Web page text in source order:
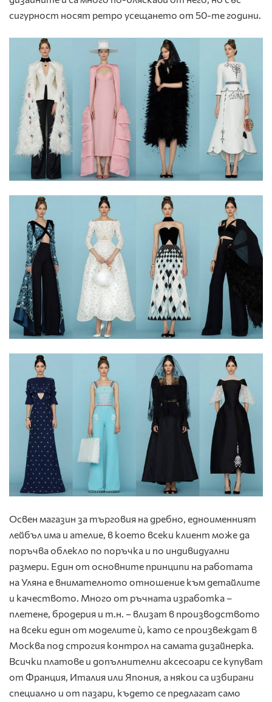
сигурност носят ретро усещането от 50-те години.
Освен магазин за търговия на дребно, едноименният
лейбъл има и ателие, в което всеки клиент може да
поръчва облекло по поръчка и по индивидуални
размери. Един от основните принципи на работата
на Уляна е внимателното отношение към детайлите
и качеството. Много от ръчната изработка –
плетене, бродерия и т.н. – влизат в производството
на всеки един от моделите ѝ, като се произвеждат в
Москва под строгия контрол на самата дизайнерка.
Всички платове и допълнителни аксесоари се купуват
от Франция, Италия или Япония, а някои са избирани
специално и от пазари, където се предлагат само